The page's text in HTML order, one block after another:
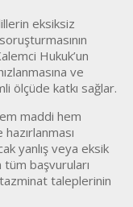
eksiksiz
Hukuk’un
ve
ölçüde katkı sağlar.
maddi hem
yanlış veya eksik
tüm başvuruları
taleplerinin